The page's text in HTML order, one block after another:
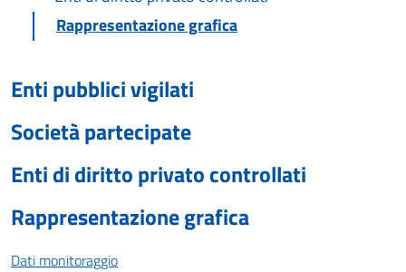
Rappresentazione grafica
Enti pubblici vigilati
Società partecipate
Enti di diritto privato controllati
Rappresentazione grafica
Dati monitoraggio